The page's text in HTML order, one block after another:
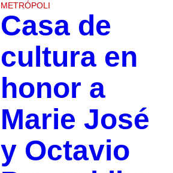
METRÓPOLI
Casa de
cultura en
honor a
Marie José
y Octavio